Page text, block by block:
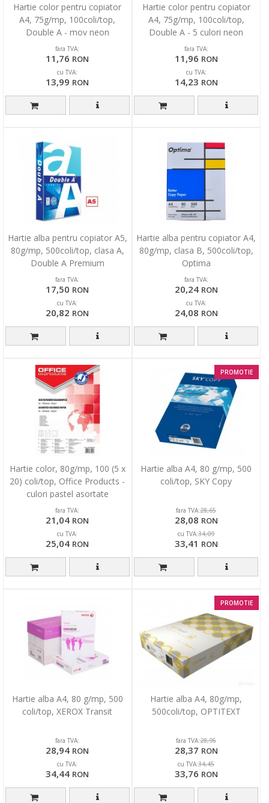
Hartie color pentru copiator
A4, 75g/mp, 100coli/top,
Double A - mov neon
fara TVA:
11,76 RON
cu TVA:
13,99 RON
Hartie color pentru copiator
A4, 75g/mp, 100coli/top,
Double A - 5 culori neon
asortate
fara TVA:
11,96 RON
cu TVA:
14,23 RON
Hartie alba pentru copiator A5,
80g/mp, 500coli/top, clasa A,
Double A Premium
fara TVA:
17,50 RON
cu TVA:
20,82 RON
Hartie alba pentru copiator A4,
80g/mp, clasa B, 500coli/top,
Optima
fara TVA:
20,24 RON
cu TVA:
24,08 RON
Hartie color, 80g/mp, 100 (5 x
20) coli/top, Office Products -
culori pastel asortate
fara TVA:
21,04 RON
cu TVA:
25,04 RON
PROMOTIE
Hartie alba A4, 80 g/mp, 500
coli/top, SKY Copy
fara TVA:28,65
28,08 RON
cu TVA:34,09
33,41 RON
Hartie alba A4, 80 g/mp, 500
coli/top, XEROX Transit
fara TVA:
28,94 RON
cu TVA:
34,44 RON
PROMOTIE
Hartie alba A4, 80g/mp,
500coli/top, OPTITEXT
fara TVA:28,95
28,37 RON
cu TVA:34,45
33,76 RON